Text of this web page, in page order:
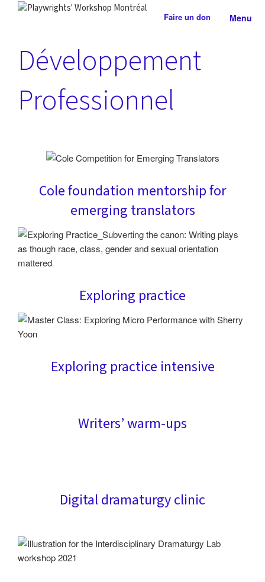
Faire un don
PLAYWRIGHTS' WORKSHOP
Développement
Professionnel
Cole foundation mentorship for
emerging translators
Exploring practice
Exploring practice intensive
Writers’ warm-ups
Digital dramaturgy clinic
Menu